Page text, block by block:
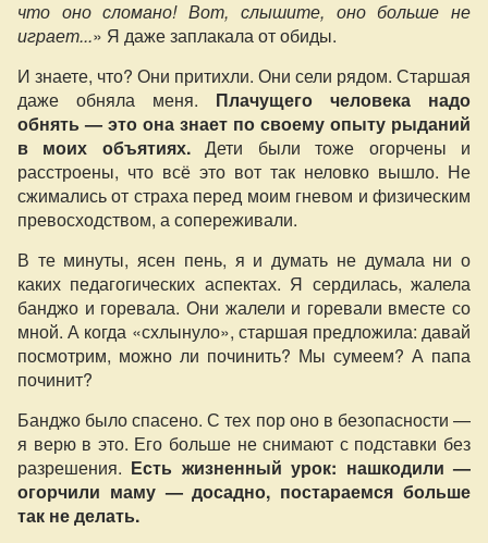
что оно сломано! Вот, слышите, оно больше не
играет...» Я даже заплакала от обиды.
И знаете, что? Они притихли. Они сели рядом. Старшая
даже обняла меня. Плачущего человека надо
обнять — это она знает по своему опыту рыданий
в моих объятиях.Дети были тоже огорчены и
расстроены, что всё это вот так неловко вышло. Не
сжимались от страха перед моим гневом и физическим
превосходством, а сопереживали.
В те минуты, ясен пень, я и думать не думала ни о
каких педагогических аспектах. Я сердилась, жалела
банджо и горевала. Они жалели и горевали вместе со
мной. А когда «схлынуло», старшая предложила: давай
посмотрим, можно ли починить? Мы сумеем? А папа
починит?
Банджо было спасено. С тех пор оно в безопасности —
я верю в это. Его больше не снимают с подставки без
разрешения. Есть жизненный урок: нашкодили —
огорчили маму — досадно, постараемся больше
так не делать.